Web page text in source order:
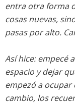
entra otra forma
cosas nuevas,
pasas por alto.
Así hice: empecé
espacio y dejar
empezó a ocupar
cambio, los